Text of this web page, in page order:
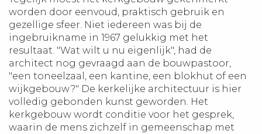
worden door eenvoud, praktisch gebruik en
gezellige sfeer. Niet iedereen was bij de
ingebruikname in 1967 gelukkig met het
resultaat. "Wat wilt u nu eigenlijk", had de
architect nog gevraagd aan de bouwpastoor,
"een toneelzaal, een kantine, een blokhut of een
wijkgebouw?" De kerkelijke architectuur is hier
volledig gebonden kunst geworden. Het
kerkgebouw wordt conditie voor het gesprek,
waarin de mens zichzelf in gemeenschap met